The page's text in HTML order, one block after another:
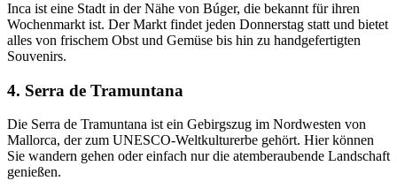
Inca ist eine Stadt in der Nähe von Búger, die bekannt für ihren
Wochenmarkt ist. Der Markt findet jeden Donnerstag statt und bietet
alles von frischem Obst und Gemüse bis hin zu handgefertigten
Souvenirs.
4. Serra de Tramuntana
Die Serra de Tramuntana ist ein Gebirgszug im Nordwesten von
Mallorca, der zum UNESCO-Weltkulturerbe gehört. Hier können
Sie wandern gehen oder einfach nur die atemberaubende Landschaft
genießen.